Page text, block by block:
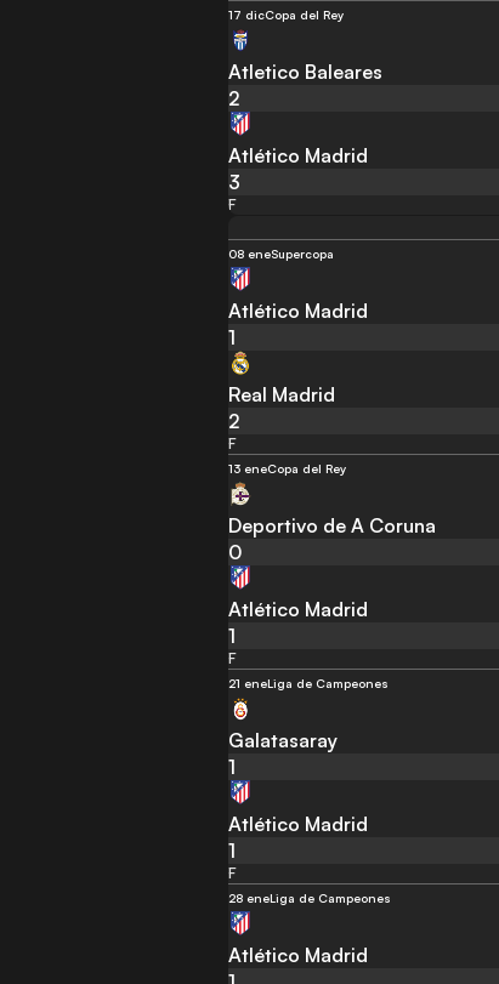
17 dicCopa del Rey
Atletico Baleares
2
Atlético Madrid
3
F
08 eneSupercopa
Atlético Madrid
1
Real Madrid
2
F
13 eneCopa del Rey
Deportivo de A Coruna
0
Atlético Madrid
1
F
21 eneLiga de Campeones
Galatasaray
1
Atlético Madrid
1
F
28 eneLiga de Campeones
Atlético Madrid